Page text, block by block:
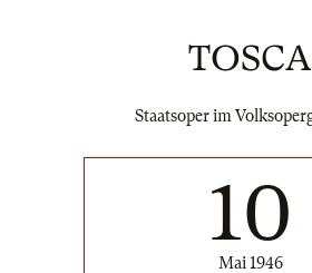
TOSCA
Staatsoper im
10
Mai 1946